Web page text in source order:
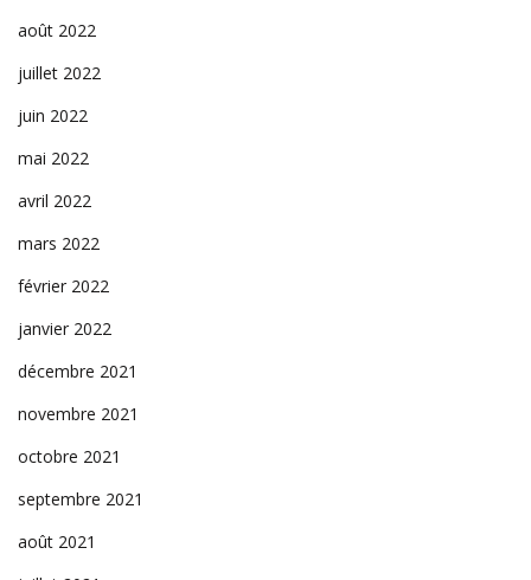
août 2022
juillet 2022
juin 2022
mai 2022
avril 2022
mars 2022
février 2022
janvier 2022
décembre 2021
novembre 2021
octobre 2021
septembre 2021
août 2021